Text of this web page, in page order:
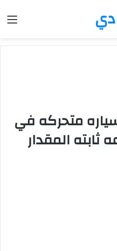
متحركه في
ثابته المقدار